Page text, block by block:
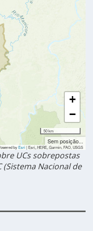
+
−
50 km
Sem posição...
byEsri|Esri, HERE, Garmin, FAO, USGS
UCs sobrepostas
Nacional de